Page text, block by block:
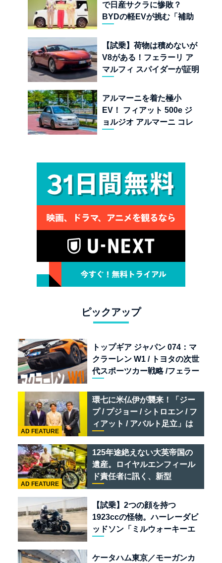
で日産サクラに惨敗？
BYDの軽EVが挑む「補助
界
【試乗】荷物は積めないが
V8がある！フェラーリ ア
マルフィ スパイダーが証明
ーの至福
アルマーニを着た極小
EV！ フィアット 500e ジ
ョルジオ アルマーニ コレ
ピックアップ
トップギア ジャパン 074：マ
クラーレン W1 / トヨタの次世
代スポーツカー戦略 /フェラー
リオ /ベントレー スーパース
ポーツ
環七に米仏伊が襲来！「ジー
プ / プジョー / シトロエン / フ
ィアット / アバルト足立」は
クルマのセレクトショップで
ある
AD FEATURE
125年途絶えない大英帝国の
遺産。ロイヤルエンフィール
ド責任者に訊く、新型
「BULLET 650」と“時間の
質”を愛する理由
AD FEATURE
【試乗】2つの顔を持つ
1923ccの怪物。ハーレーダビ
ッドソン「ミルウォーキーエ
ケータハム東京／モーガンカ